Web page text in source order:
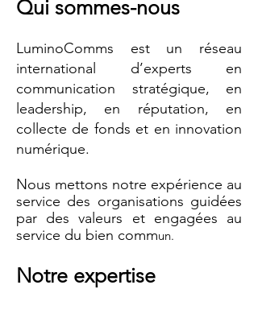
Qui sommes-nous
LuminoComms est un réseau
international d’experts en
communication stratégique, en
leadership, en réputation, en
collecte de fonds et en innovation
numérique.
Nous mettons notre expérience au
service des organisations guidées
par des valeurs et engagées au
service du bien commun.
Notre expertise